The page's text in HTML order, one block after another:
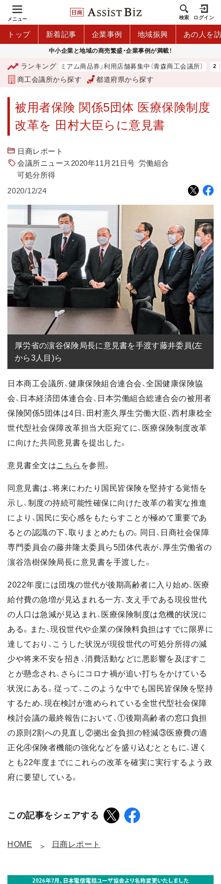
メニュー 検索 ログイン
トップ 新着記事 企業事例 地域振興 あの人を
中小企業と地域の商売繁盛・企業事例が満載！
ランキング
「青森市プレミアム商品券」利用店舗募集中（青森商工会議所）
商工会議所から探す 都道府県から探す
被用者保険 関係5団体 医療保険制度
改革を 田村大臣らに意見書
日商レポート
会議所ニュース2020年11月21日号 労働組合
可処分所得
2020/12/24
厚労省の濵谷保険局長に意見書を手渡す藤井委員(左
から3人目)ら
日本商工会議所、健康保険組合連合会、全国健康保険協
会、日本経済団体連合会、日本労働組合総連合会の被用者
保険関係5団体は4日、田村憲久厚生労働大臣、西村康稔全
世代型社会保障改革担当大臣宛てに、医療保険制度改革
に向けた共同意見書を提出した。
意見書全文はこちら を参照。
同意見書は、将来にわたり国民皆保険を堅持する覚悟を
示し、制度の持続可能性確保に向けた改革の着実な推進
により、国民に安心感をもたらすことが極めて重要であ
るとの認識の下、取りまとめたもの。同日、日商社会保障
専門委員会の藤井隆太委員ら5団体代表が、厚生労働省の
濵谷浩樹保険局長に意見書を手渡した。
2022年度には団塊の世代が後期高齢者に入り始め、医療
給付費の急増が見込まれる一方、支え手である現役世代
の人口は急減が見込まれ、医療保険制度は危機的状況に
ある。また、現役世代や企業の保険料負担はすでに限界に
達しており、こうした状況が現役世代の可処分所得の減
少や将来不安を招き、消費活動などに悪影響を及ぼすこ
とが懸念され、さらにコロナ禍が追い打ちをかけている
状況にある。従って、このような中でも国民皆保険を堅持
するため、現在検討が進められている全世代型社会保障
検討会議の最終報告において、①後期高齢者の窓口負担
の原則2割への見直し②拠出金負担の軽減③医療費の適
正化④保険者機能の強化などを盛り込むとともに、遅く
とも22年度までにこれらの改革を確実に実行するよう政
府に要望している。
この記事をシェアする
HOME 日商レポート